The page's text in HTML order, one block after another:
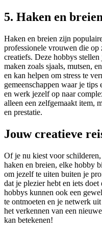
5. Haken en
Haken en breien zijn
professionele vrouwen die op
creatiefs. Deze hobbys
maken zoals sjaals, mutsen,
en kan helpen om stress te
gemeenschappen waar je
en werk jezelf op naar
alleen een zelfgemaakt item,
en prestatie.
Jouw creatieve
Of je nu kiest voor
haken en breien, elke hobby
om jezelf te uiten buiten je
dat je plezier hebt en iets
hobbys kunnen ook een
te ontmoeten en je netwerk
het verkennen van een
kan betekenen!